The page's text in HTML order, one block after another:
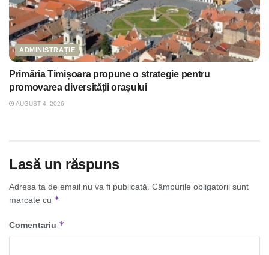
ADMINISTRAȚIE
Primăria Timișoara propune o strategie pentru
promovarea diversității orașului
AUGUST 4, 2026
Lasă un răspuns
Adresa ta de email nu va fi publicată. Câmpurile obligatorii sunt
marcate cu *
Comentariu *